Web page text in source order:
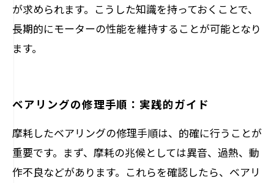
が求められます。こうした知識を持っておくことで、
長期的にモーターの性能を維持することが可能となり
ます。
ベアリングの修理手順：実践的ガイド
摩耗したベアリングの修理手順は、的確に行うことが
重要です。まず、摩耗の兆候としては異音、過熱、動
作不良などがあります。これらを確認したら、ベアリ